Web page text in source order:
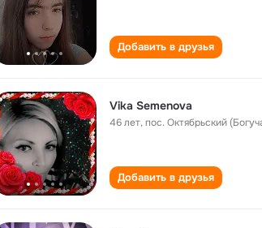
Добавить в друзья
Vika Semenova
46 лет,пос. Октябрьский
Добавить в друзья